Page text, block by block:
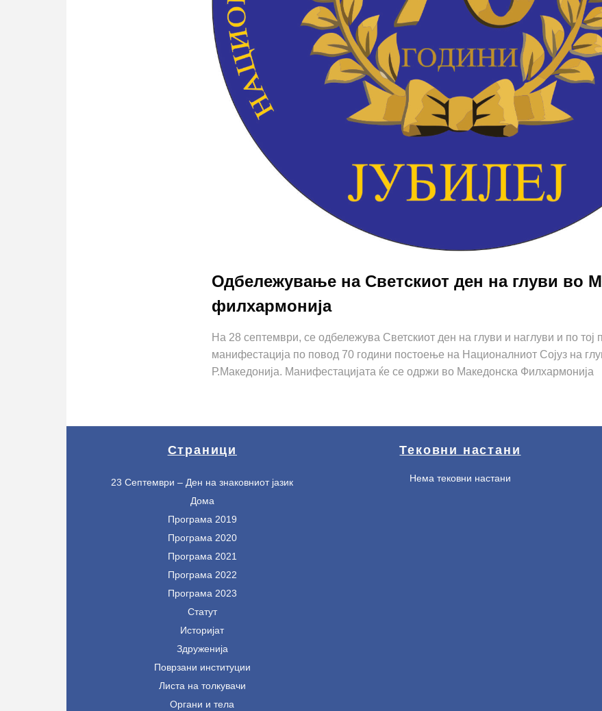
Одбележување на Светскиот ден на глуви во
филхармонија
На 28 септември, се одбележува Светскиот ден на глуви и наглуви и по тој
манифестација по повод 70 години постоење на Националниот Сојуз на
Р.Македонија. Манифестацијата ќе се одржи во Македонска Филхармонија
Страници
23 Септември – Ден на знаковниот јазик
Дома
Програма 2019
Програма 2020
Програма 2021
Програма 2022
Програма 2023
Статут
Историјат
Здруженија
Поврзани институции
Листа на толкувачи
Органи и тела
Тековни настани
Нема тековни настани